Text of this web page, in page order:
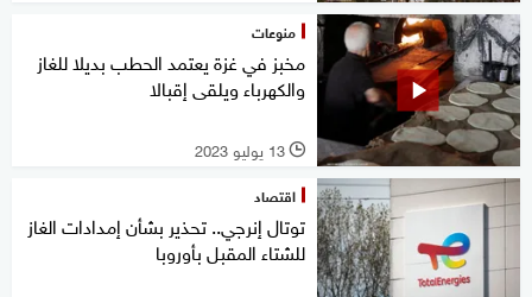
منوعات
مخبز في غزة يعتمد الحطب بديلا للغاز
والكهرباء ويلقى إقبالا
l 13 يوليو 2023
اقتصاد
توتال إنرجي.. تحذير بشأن إمدادات الغاز
للشتاء المقبل بأوروبا